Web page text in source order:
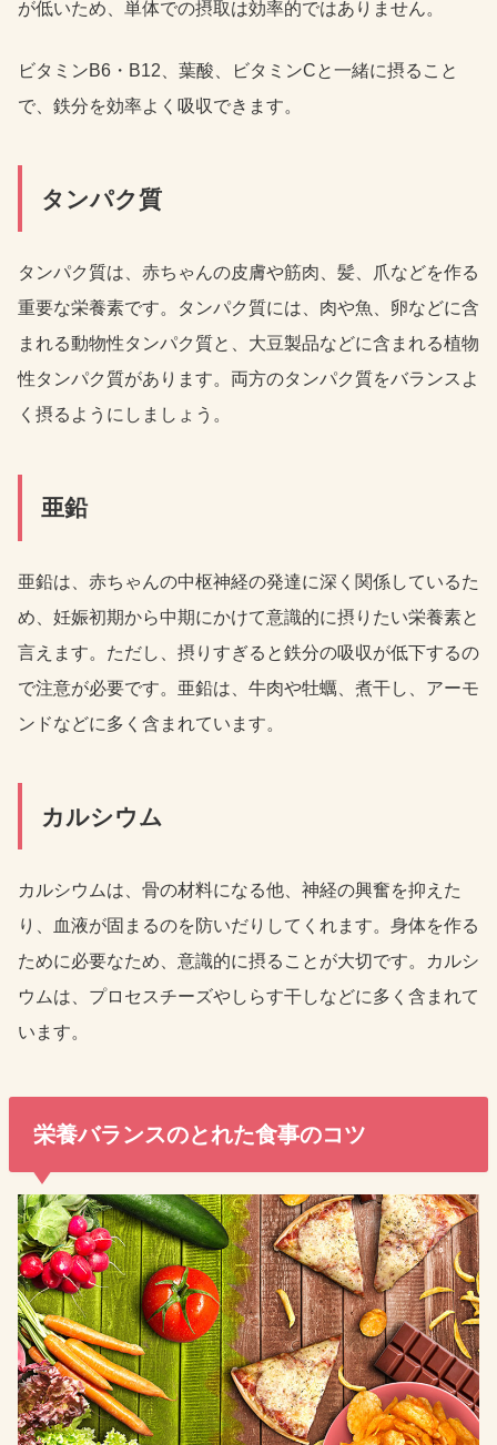
が低いため、単体での摂取は効率的ではありません。
ビタミンB6・B12、葉酸、ビタミンCと一緒に摂ること
で、鉄分を効率よく吸収できます。
タンパク質
タンパク質は、赤ちゃんの皮膚や筋肉、髪、爪などを作る
重要な栄養素です。タンパク質には、肉や魚、卵などに含
まれる動物性タンパク質と、大豆製品などに含まれる植物
性タンパク質があります。両方のタンパク質をバランスよ
く摂るようにしましょう。
亜鉛
亜鉛は、赤ちゃんの中枢神経の発達に深く関係しているた
め、妊娠初期から中期にかけて意識的に摂りたい栄養素と
言えます。ただし、摂りすぎると鉄分の吸収が低下するの
で注意が必要です。亜鉛は、牛肉や牡蠣、煮干し、アーモ
ンドなどに多く含まれています。
カルシウム
カルシウムは、骨の材料になる他、神経の興奮を抑えた
り、血液が固まるのを防いだりしてくれます。身体を作る
ために必要なため、意識的に摂ることが大切です。カルシ
ウムは、プロセスチーズやしらす干しなどに多く含まれて
います。
栄養バランスのとれた食事のコツ